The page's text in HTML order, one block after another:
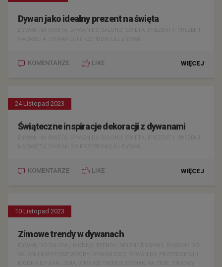
Dywan jako idealny prezent na święta
DYWAN NA SWIETA, DYWAN DO SALONU, SWIETA, PREZENTY, PREZENT
NA SWIETA, DYWAN DO PRZEPDOKOJU, DYWAN
KOMENTARZE LIKE WIĘCEJ
24 Listopad 2023
Świąteczne inspiracje dekoracji z dywanami
DYWAN NA SWIETA, DYWAN DO SALONU, SWIETA, PREZENTY, PREZENT
NA SWIETA, DYWAN DO PRZEPDOKOJU, DYWAN
KOMENTARZE LIKE WIĘCEJ
10 Listopad 2023
Zimowe trendy w dywanach
DYWAN DO SALONU, MODNY, TRENDY, MODNE DYWANY, DYWANY DO
SALONU,KWIATOWE WZORY, DYWAN 2023, DYWAN DO PRZEPDOKOJU,
MODNY DYWAN, ZIMA, ZIMOWE TRENDY, DYWAN NA ZIME, ZIMOWY